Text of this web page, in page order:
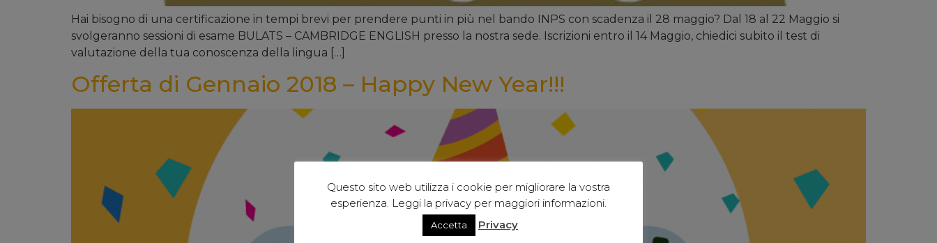
Hai bisogno di una certificazione in tempi brevi per prendere punti in più nel bando INPS con scadenza il 28 maggio? Dal 18 al 22 Maggio si
svolgeranno sessioni di esame BULATS – CAMBRIDGE ENGLISH presso la nostra sede. Iscrizioni entro il 14 Maggio, chiedici subito il test di
valutazione della tua conoscenza della lingua […]
Offerta di Gennaio 2018 – Happy New Year!!!
Questo sito web utilizza i cookie per migliorare la vostra
esperienza. Leggi la privacy per maggiori informazioni.
Accetta Privacy